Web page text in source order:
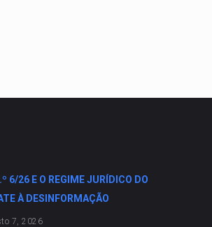
6/26 E O REGIME JURÍDICO DO
À DESINFORMAÇÃO
7, 2026